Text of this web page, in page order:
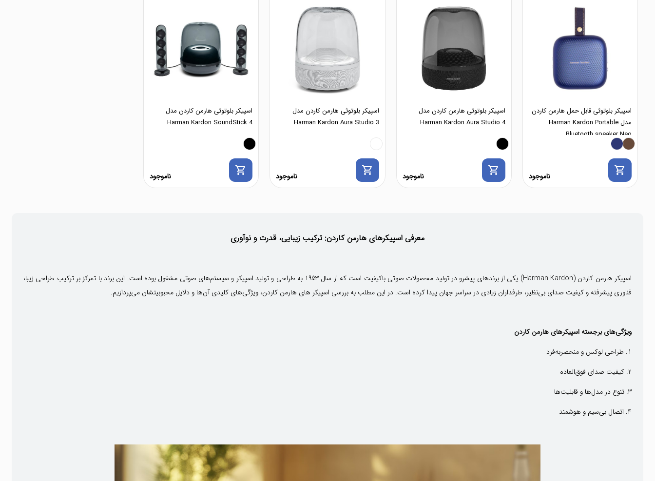
اسپیکر بلوتوثی قابل حمل هارمن کاردن
مدل Harman Kardon Portable
Bluetooth speaker Neo
ناموجود
shopping_cart
اسپیکر بلوتوثی هارمن کاردن مدل
Harman Kardon Aura Studio 4
ناموجود
shopping_cart
اسپیکر بلوتوثی هارمن کاردن مدل
Harman Kardon Aura Studio 3
ناموجود
shopping_cart
اسپیکر بلوتوثی هارمن کاردن مدل
Harman Kardon SoundStick 4
ناموجود
shopping_cart
معرفی اسپیکرهای هارمن کاردن: ترکیب زیبایی، قدرت و نوآوری
اسپیکر هارمن کاردن (Harman Kardon) یکی از برندهای پیشرو در تولید محصولات صوتی باکیفیت است که از سال 1953 به طراحی و تولید اسپیکر و سیستم‌های صوتی مشغول بوده است. این برند با تمرکز بر ترکیب طراحی زیبا،
فناوری پیشرفته و کیفیت صدای بی‌نظیر، طرفداران زیادی در سراسر جهان پیدا کرده است. در این مطلب به بررسی اسپیکر های هارمن کاردن، ویژگی‌های کلیدی آن‌ها و دلایل محبوبیتشان می‌پردازیم.
ویژگی‌های برجسته اسپیکرهای هارمن کاردن
1. طراحی لوکس و منحصر‌به‌فرد
2. کیفیت صدای فوق‌العاده
3. تنوع در مدل‌ها و قابلیت‌ها
4. اتصال بی‌سیم و هوشمند